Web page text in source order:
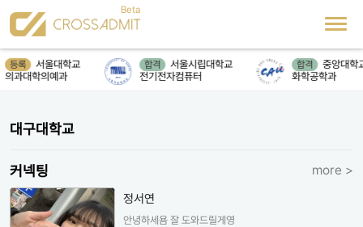
등록
서울대학교
의과대학의예과
합격
서울시립대학교
전기전자컴퓨터
합격
중앙대학
화학공학과
대구대학교
커넥팅 more >
정서연
안녕하세욤 잘 도와드릴게영